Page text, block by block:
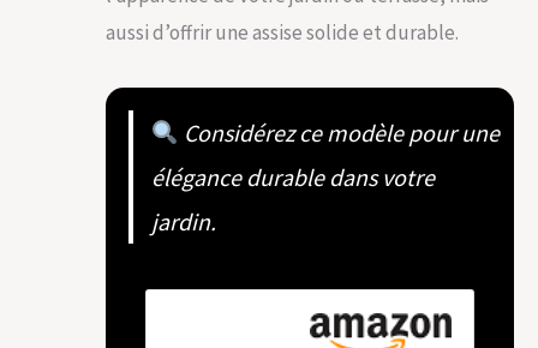
aussi d’offrir une assise solide et durable.
Considérez ce modèle pour une
élégance durable dans votre
jardin.